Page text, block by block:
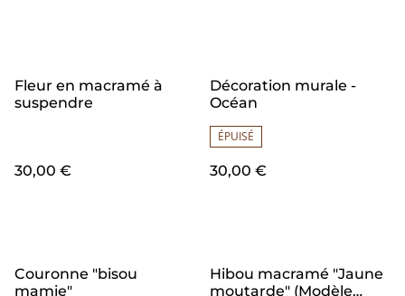
Fleur en macramé à
suspendre
30,00 €
Décoration murale -
Océan
ÉPUISÉ
30,00 €
Couronne "bisou
mamie"
Hibou macramé "Jaune
moutarde" (Modèle